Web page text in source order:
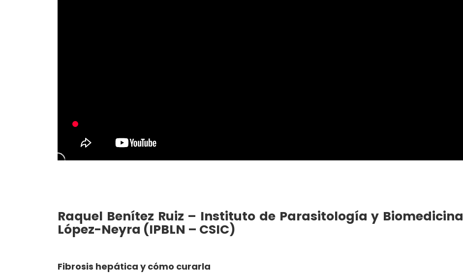
Raquel Benítez Ruiz – Instituto de Parasitología y Biomedicina
López-Neyra (IPBLN – CSIC)
Fibrosis hepática y cómo curarla